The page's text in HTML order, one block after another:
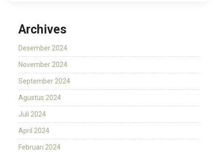
Archives
Desember 2024
November 2024
September 2024
Agustus 2024
Juli 2024
April 2024
Februari 2024